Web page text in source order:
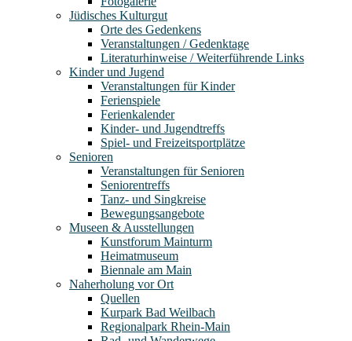
Jüdisches Kulturgut
Orte des Gedenkens
Veranstaltungen / Gedenktage
Literaturhinweise / Weiterführende Links
Kinder und Jugend
Veranstaltungen für Kinder
Ferienspiele
Ferienkalender
Kinder- und Jugendtreffs
Spiel- und Freizeitsportplätze
Senioren
Veranstaltungen für Senioren
Seniorentreffs
Tanz- und Singkreise
Bewegungsangebote
Museen & Ausstellungen
Kunstforum Mainturm
Heimatmuseum
Biennale am Main
Naherholung vor Ort
Quellen
Kurpark Bad Weilbach
Regionalpark Rhein-Main